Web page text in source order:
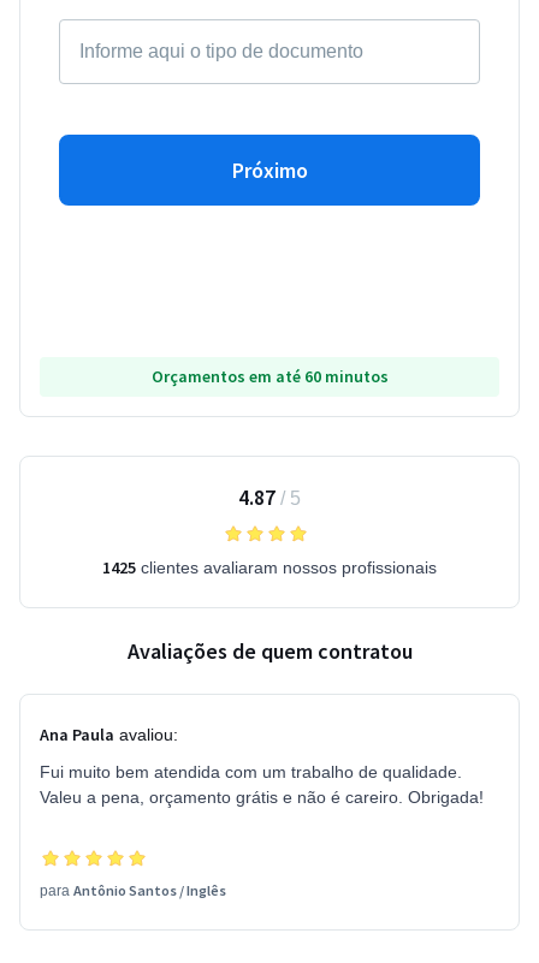
Próximo
Orçamentos em até 60 minutos
4.87 / 5
1425 clientes avaliaram nossos profissionais
Avaliações de quem contratou
Ana Paula avaliou:
Fui muito bem atendida com um trabalho de qualidade.
Valeu a pena, orçamento grátis e não é careiro. Obrigada!
para Antônio Santos /Inglês